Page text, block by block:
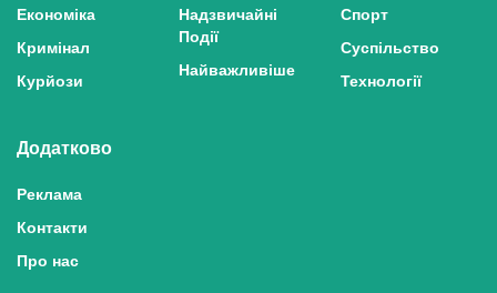
Економіка
Кримінал
Курйози
Надзвичайні
Події
Найважливіше
Спорт
Суспільство
Технології
Додатково
Реклама
Контакти
Про нас